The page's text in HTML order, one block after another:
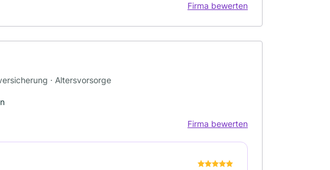
Firma bewerten
· Altersvorsorge
Firma bewerten